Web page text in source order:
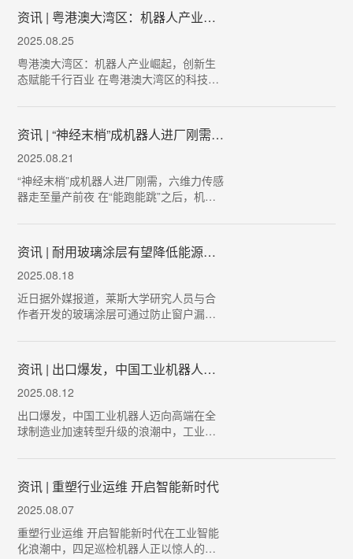
体积更小、灵活性更强，因此其应用范围
远超金属激光切割…
​资讯 | 粤港澳大湾区：机器人产业崛起，创新生态赋能千行百业
2025.08.25
粤港澳大湾区：机器人产业崛起，创新生
态赋能千行百业 在粤港澳大湾区的科技创
它大步流星，舞步轻快，与观众互动频
繁，展现着人工…
资讯 |​ “神经末梢”成机器人进厂刚需，六维力传感器走至量产前夜
2025.08.21
“神经末梢”成机器人进厂刚需，六维力传感
器走至量产前夜 在“能跑能跳”之后，机器
杂，力觉与触觉传感器正成为人形机器人
完成高精…
资讯 | 耐用玻璃涂层有望降低能源成本
2025.08.18
近日据外媒报道，莱斯大学研究人员与合
作者开发的玻璃涂层可通过防止窗户漏热
的透明薄膜材料，能形成反射热量、耐刮
擦且不受潮湿、紫外线和…
资讯 | 出口爆发，中国工业机器人迈向高端
2025.08.12
出口爆发，中国工业机器人迈向高端在全
球制造业加速转型升级的浪潮中，工业机
下国际经贸形势复杂多变，贸易保护主义
时有抬头，但全球制造…
资讯 | 重塑行业运维 开启智能新时代
2025.08.07
重塑行业运维 开启智能新时代在工业智能
化浪潮中，四足巡检机器人正以惊人的速